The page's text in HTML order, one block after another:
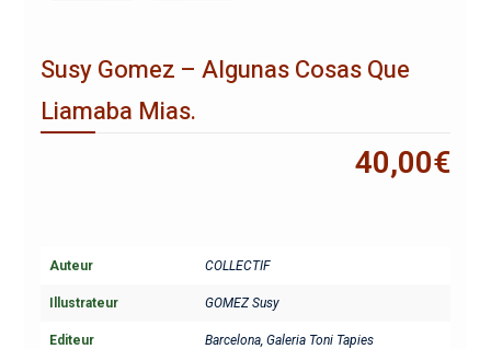
Susy Gomez – Algunas Cosas Que
Liamaba Mias.
40,00€
Auteur COLLECTIF
Illustrateur GOMEZ Susy
Editeur Barcelona, Galeria Toni Tapies